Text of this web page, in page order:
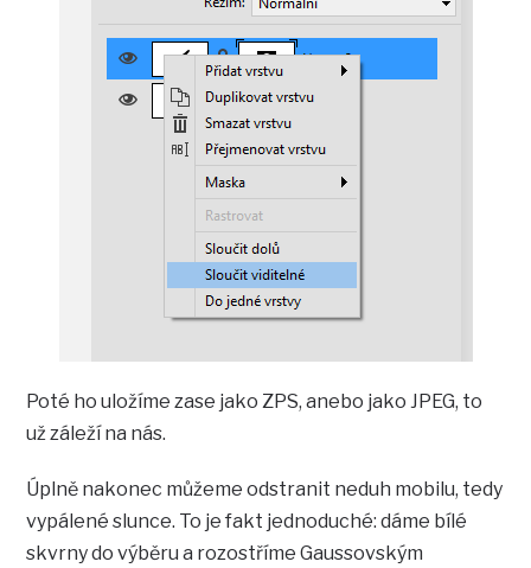
Poté ho uložíme zase jako ZPS, anebo jako JPEG, to
už záleží na nás.
Úplně nakonec můžeme odstranit neduh mobilu, tedy
vypálené slunce. To je fakt jednoduché: dáme bílé
skvrny do výběru a rozostříme Gaussovským